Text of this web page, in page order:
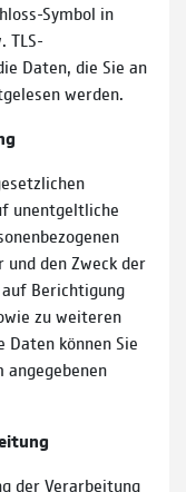
Symbol in
TLS-
Daten, die Sie an
werden.
unentgeltliche
den Zweck der
Berichtigung
zu weiteren
Daten können Sie
der Verarbeitung